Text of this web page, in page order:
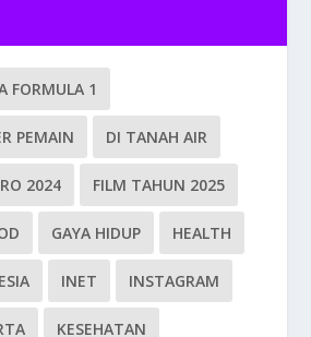
FORMULA 1
PEMAIN DI TANAH AIR
2024 FILM TAHUN 2025
GAYA HIDUP HEALTH
INET INSTAGRAM
KESEHATAN